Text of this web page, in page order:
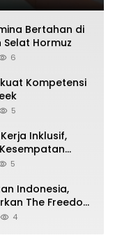
Bertahan di
Selat Hormuz
6
Kompetensi
5
Inklusif,
5
Indonesia,
The Freedom
4